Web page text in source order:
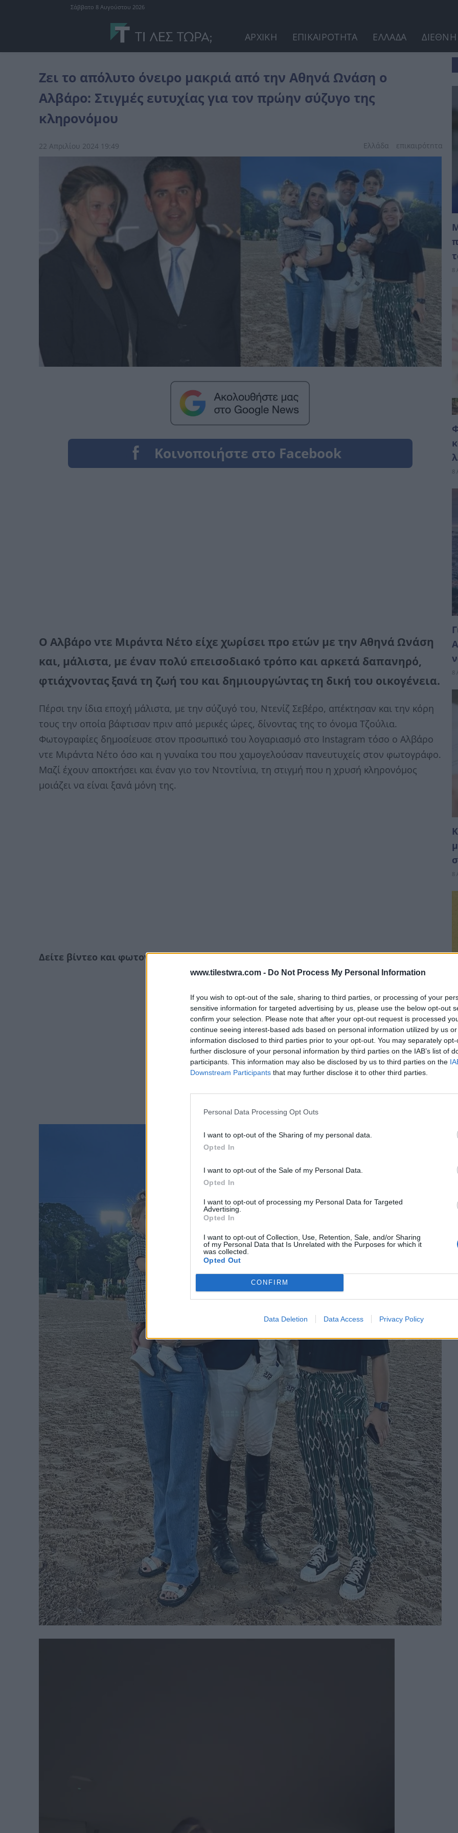
www.tilestwra.com - Do Not Process My Personal Information
If you wish to opt-out of the sale, sharing to third parties, or processing of your
sensitive information for targeted advertising by us, please use the below opt-out
confirm your selection. Please note that after your opt-out request is processed
continue seeing interest-based ads based on personal information utilized by us
information disclosed to third parties prior to your opt-out. You may separately
further disclosure of your personal information by third parties on the IAB’s list of
participants. This information may also be disclosed by us to third parties on the
Downstream Participants that may further disclose it to other third parties.
Personal Data Processing Opt Outs
I want to opt-out of the Sharing of my personal data.
Opted In
I want to opt-out of the Sale of my Personal Data.
Opted In
I want to opt-out of processing my Personal Data for Targeted
Advertising.
Opted In
I want to opt-out of Collection, Use, Retention, Sale, and/or Sharing
of my Personal Data that Is Unrelated with the Purposes for which it
was collected.
Opted Out
CONFIRM
Data Deletion Data Access Privacy Policy
Σάββατο 8 Αυγούστου 2026
ΑΡΧΙΚΗ ΕΠΙΚΑΙΡΟΤΗΤΑ ΕΛΛΑΔΑ ΔΙΕΘΝΗ
Ζει το απόλυτο όνειρο μακριά από την Αθηνά Ωνάση ο
Αλβάρο: Στιγμές ευτυχίας για τον πρώην σύζυγο της
κληρονόμου
22 Απριλίου 2024 19:49 Ελλάδα επικαιpότnτα
Ο Αλβάρο ντε Μιράντα Νέτο είχε χωρίσει προ ετών με την Αθηνά Ωνάση
και, μάλιστα, με έναν πολύ επεισοδιακό τρόπο και αρκετά δαπανηρό,
φτιάχνοντας ξανά τη ζωή του και δημιουργώντας τη δική του οικογένεια.
Πέρσι την ίδια εποχή μάλιστα, με την σύζυγό του, Ντενίζ Σεβέρο, απέκτησαν και την κόρη
τους την οποία βάφτισαν πριν από μερικές ώρες, δίνοντας της το όνομα Τζούλια.
Φωτογραφίες δημοσίευσε στον προσωπικό του λογαριασμό στο Instagram τόσο ο Αλβάρο
ντε Μιράντα Νέτο όσο και η γυναίκα του που χαμογελούσαν πανευτυχείς στον φωτογράφο.
Μαζί έχουν αποκτήσει και έναν γιο τον Ντοντίνια, τη στιγμή που η χρυσή κληρονόμος
μοιάζει να είναι ξανά μόνη της.
Δείτε βίντεο και φωτογραφία από την οικογένεια του:
8
8
8
8